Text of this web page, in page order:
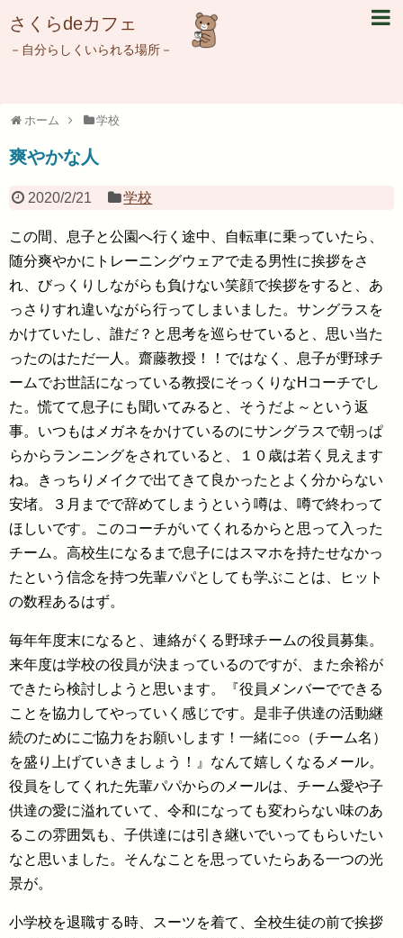
さくらdeカフェ
－自分らしくいられる場所－
ホーム 学校
爽やかな人
2020/2/21 学校
この間、息子と公園へ行く途中、自転車に乗っていたら、
随分爽やかにトレーニングウェアで走る男性に挨拶をさ
れ、びっくりしながらも負けない笑顔で挨拶をすると、あ
っさりすれ違いながら行ってしまいました。サングラスを
かけていたし、誰だ？と思考を巡らせていると、思い当た
ったのはただ一人。齋藤教授！！ではなく、息子が野球チ
ームでお世話になっている教授にそっくりなHコーチでし
た。慌てて息子にも聞いてみると、そうだよ～という返
事。いつもはメガネをかけているのにサングラスで朝っぱ
らからランニングをされていると、１０歳は若く見えます
ね。きっちりメイクで出てきて良かったとよく分からない
安堵。３月までで辞めてしまうという噂は、噂で終わって
ほしいです。このコーチがいてくれるからと思って入った
チーム。高校生になるまで息子にはスマホを持たせなかっ
たという信念を持つ先輩パパとしても学ぶことは、ヒット
の数程あるはず。
毎年年度末になると、連絡がくる野球チームの役員募集。
来年度は学校の役員が決まっているのですが、また余裕が
できたら検討しようと思います。『役員メンバーでできる
ことを協力してやっていく感じです。是非子供達の活動継
続のためにご協力をお願いします！一緒に○○（チーム名）
を盛り上げていきましょう！』なんて嬉しくなるメール。
役員をしてくれた先輩パパからのメールは、チーム愛や子
供達の愛に溢れていて、令和になっても変わらない味のあ
るこの雰囲気も、子供達には引き継いでいってもらいたい
なと思いました。そんなことを思っていたらある一つの光
景が。
小学校を退職する時、スーツを着て、全校生徒の前で挨拶